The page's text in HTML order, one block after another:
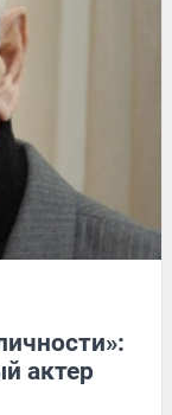
актер